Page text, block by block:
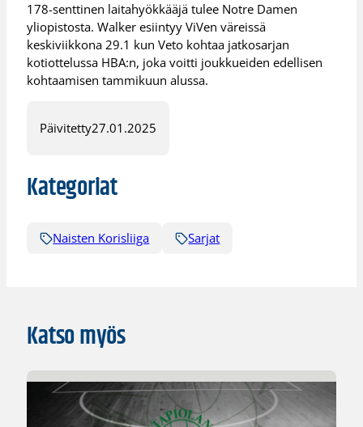
178-senttinen laitahyökkääjä tulee Notre Damen
yliopistosta. Walker esiintyy ViVen väreissä
keskiviikkona 29.1 kun Veto kohtaa jatkosarjan
kotiottelussa HBA:n, joka voitti joukkueiden edellisen
kohtaamisen tammikuun alussa.
Päivitetty27.01.2025
Kategoriat
Naisten Korisliiga Sarjat
Katso myös